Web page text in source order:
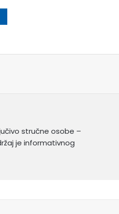
stručne osobe –
je informativnog